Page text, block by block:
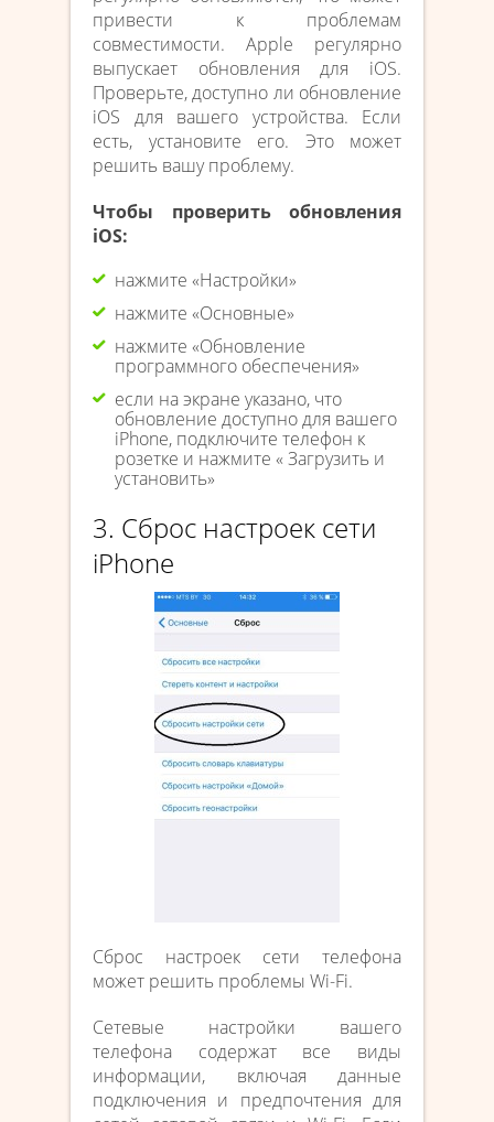
привести к проблемам
совместимости. Apple регулярно
выпускает обновления для iOS.
Проверьте, доступно ли обновление
iOS для вашего устройства. Если
есть, установите его. Это может
решить вашу проблему.
Чтобы проверить обновления
iOS:
нажмите «Настройки»
нажмите «Основные»
нажмите «Обновление
программного обеспечения»
если на экране указано, что
обновление доступно для вашего
iPhone, подключите телефон к
розетке и нажмите « Загрузить и
установить»
3. Сброс настроек сети
iPhone
Сброс настроек сети телефона
может решить проблемы Wi-Fi.
Сетевые настройки вашего
телефона содержат все виды
информации, включая данные
подключения и предпочтения для